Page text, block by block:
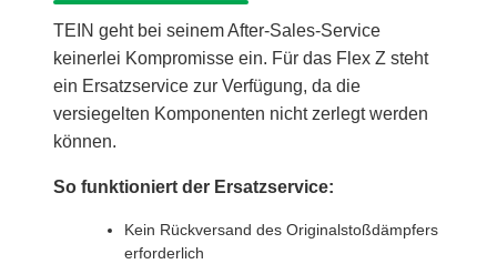
TEIN geht bei seinem After-Sales-Service
keinerlei Kompromisse ein. Für das Flex Z steht
ein Ersatzservice zur Verfügung, da die
versiegelten Komponenten nicht zerlegt werden
können.
So funktioniert der Ersatzservice:
Kein Rückversand des Originalstoßdämpfers
erforderlich